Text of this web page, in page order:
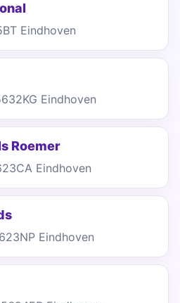
Eindhoven
Eindhoven
Roemer
Eindhoven
Eindhoven